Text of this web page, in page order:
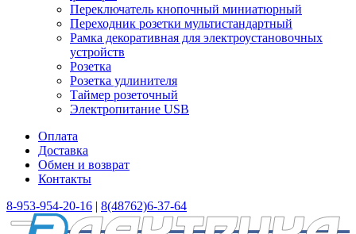
Переключатель кнопочный миниатюрный
Переходник розетки мультистандартный
Рамка декоративная для электроустановочных
устройств
Розетка
Розетка удлинителя
Таймер розеточный
Электропитание USB
Оплата
Доставка
Обмен и возврат
Контакты
8-953-954-20-16 | 8(48762)6-37-64